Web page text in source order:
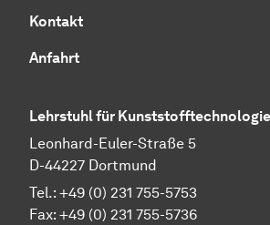
Kontakt
Anfahrt
Lehrstuhl für Kunststofftechnologie
Leonhard-Euler-Straße 5
D-44227 Dortmund
Tel.: +49 (0) 231 755-5753
Fax: +49 (0) 231 755-5736